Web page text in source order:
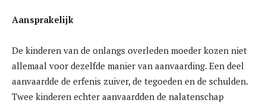
Aansprakelijk
De kinderen van de onlangs overleden moeder kozen niet
allemaal voor dezelfde manier van aanvaarding. Een deel
aanvaardde de erfenis zuiver, de tegoeden en de schulden.
Twee kinderen echter aanvaardden de nalatenschap